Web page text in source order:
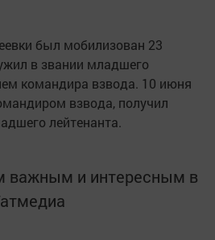
был мобилизован 23
в звании младшего
командира взвода. 10 июня
взвода, получил
лейтенанта.
важным и интересным в